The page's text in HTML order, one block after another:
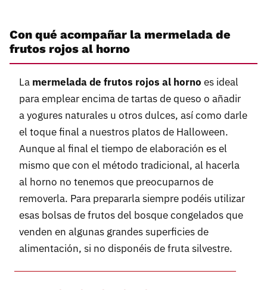
Con qué acompañar la mermelada de
frutos rojos al horno
La mermelada de frutos rojos al horno es ideal
para emplear encima de tartas de queso o añadir
a yogures naturales u otros dulces, así como darle
el toque final a nuestros platos de Halloween.
Aunque al final el tiempo de elaboración es el
mismo que con el método tradicional, al hacerla
al horno no tenemos que preocuparnos de
removerla. Para prepararla siempre podéis utilizar
esas bolsas de frutos del bosque congelados que
venden en algunas grandes superficies de
alimentación, si no disponéis de fruta silvestre.